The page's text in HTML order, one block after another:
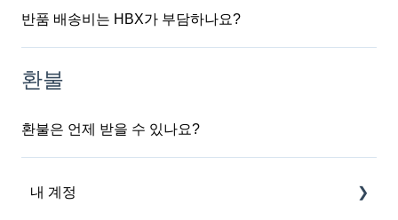
반품 배송비는 HBX가 부담하나요?
환불
환불은 언제 받을 수 있나요?
내 계정